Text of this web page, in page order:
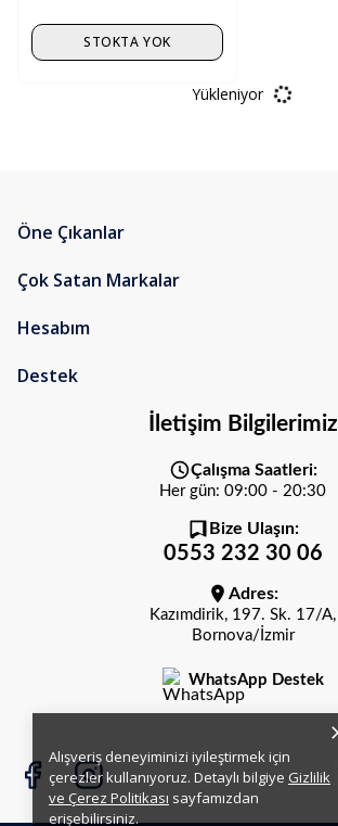
Alışveriş deneyiminizi iyileştirmek için
çerezler kullanıyoruz. Detaylı bilgiye Gizlilik
ve Çerez Politikası sayfamızdan
erişebilirsiniz.
STOKTA YOK
Yükleniyor
Öne Çıkanlar
Çok Satan Markalar
Hesabım
Destek
İletişim Bilgilerimiz
Çalışma Saatleri:
Her gün: 09:00 - 20:30
Bize Ulaşın:
0553 232 30 06
Adres:
Kazımdirik, 197. Sk. 17/A,
Bornova/İzmir
WhatsApp Destek